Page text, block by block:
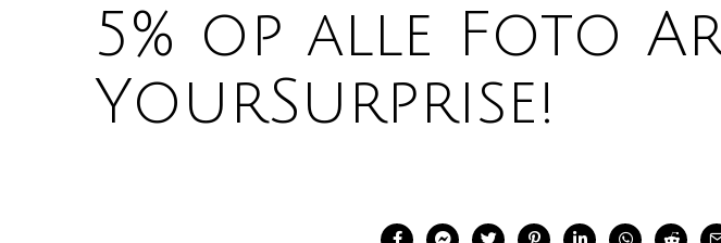
5% op alle Foto
YourSurprise!